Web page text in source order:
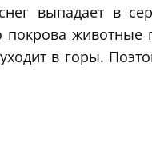
выпадает в
покрова
в горы.